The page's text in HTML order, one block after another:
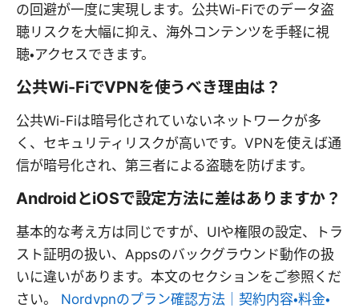
の回避が一度に実現します。公共Wi-Fiでのデータ盗
聴リスクを大幅に抑え、海外コンテンツを手軽に視
聴・アクセスできます。
公共Wi-FiでVPNを使うべき理由は？
公共Wi-Fiは暗号化されていないネットワークが多
く、セキュリティリスクが高いです。VPNを使えば通
信が暗号化され、第三者による盗聴を防げます。
AndroidとiOSで設定方法に差はありますか？
基本的な考え方は同じですが、UIや権限の設定、トラ
スト証明の扱い、Appsのバックグラウンド動作の扱
いに違いがあります。本文のセクションをご参照くだ
さい。 Nordvpnのプラン確認方法｜契約内容・料金・